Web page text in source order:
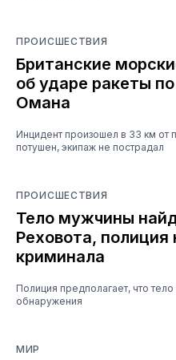
ПРОИСШЕСТВИЯ
Британские
об ударе ракеты
Омана
Инцидент произошел в 33 км от
потушен, экипаж не пострадал
ПРОИСШЕСТВИЯ
Тело мужчины
Реховота, полиция
криминала
Полиция предполагает, что
обнаружения
МИР